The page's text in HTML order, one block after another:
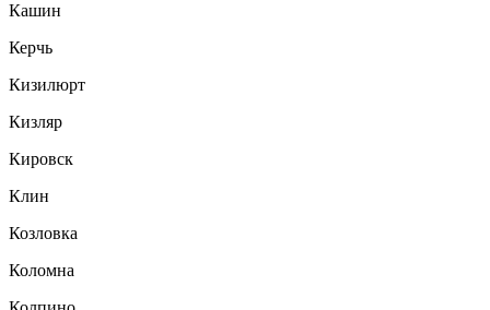
Кашин
Керчь
Кизилюрт
Кизляр
Кировск
Клин
Козловка
Коломна